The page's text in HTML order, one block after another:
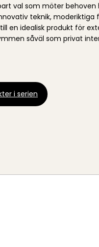
val som möter
teknik, moderiktiga
en idealisk produkt för
såväl som privat
i serien